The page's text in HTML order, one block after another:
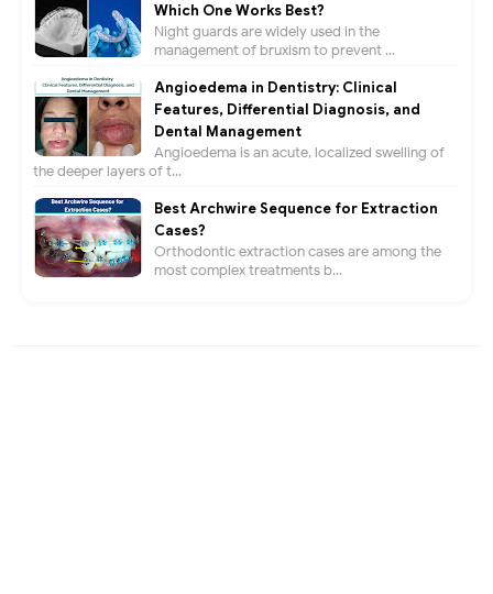
Which One Works Best?
Night guards are widely used in the
management of bruxism to prevent ...
Angioedema in Dentistry: Clinical
Features, Differential Diagnosis, and
Dental Management
Angioedema is an acute, localized swelling of
the deeper layers of t...
Best Archwire Sequence for Extraction
Cases?
Orthodontic extraction cases are among the
most complex treatments b...